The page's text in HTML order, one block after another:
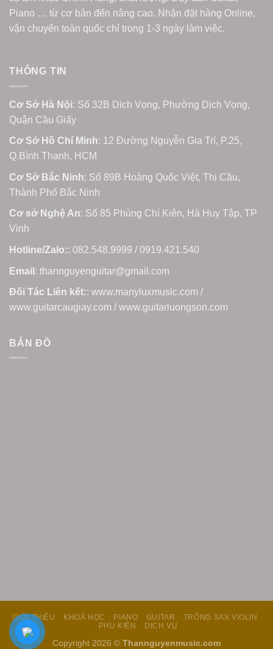
Piano … từ cơ bản đến nâng cao. Nhận đặt hàng Online,
vận chuyển toàn quốc chỉ trong 1-3 ngày làm việc.
THÔNG TIN
Cơ Sở Hà Nội: Số 32B Dịch Vọng, Phường Dịch Vọng,
Quận Cầu Giấy
Cơ Sở Hồ Chí Minh: 12 Đường Nguyễn Gia Trí, P.25,
Q.Bình Thạnh, HCM
Cơ Sở Bắc Ninh: Số 89B Hoàng Quốc Việt, Thị Cầu,
Thành Phố Bắc Ninh
Cơ sở Nghệ An: Số 85 Phùng Chí Kiên, Hà Huy Tập, TP
Vinh
Hotline/Zalo:: 082.548.9999 / 0919.421.540
Email : thannguyenguitar@gmail.com
Đối Tác Liên kết:: www.manyluxmusic.com /
www.guitarcaugiay.com / www.guitarluongson.com
BẢN ĐỒ
GIỚI THIỆU KHOÁ HỌC PIANO GUITAR
TRỐNG SAX VIOLIN
PHỤ KIỆN
DỊCH VỤ
Copyright 2026 © Thannguyenmusic.com